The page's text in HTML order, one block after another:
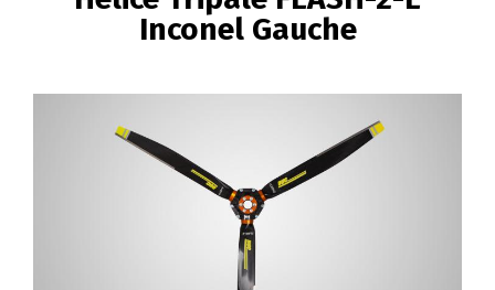
Inconel Gauche